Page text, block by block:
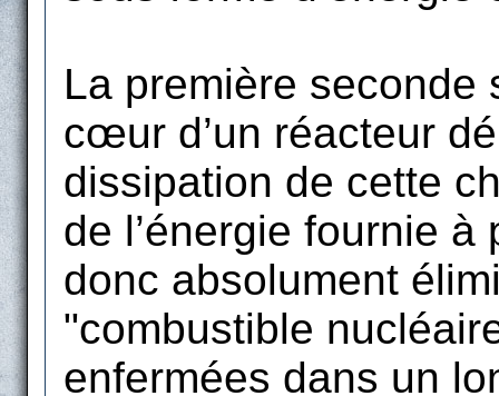
La première seconde
cœur d’un réacteur
dissipation de cette
de l’énergie fournie
donc absolument
"combustible
enfermées dans un